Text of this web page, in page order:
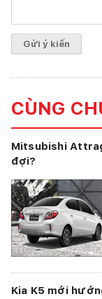
CÙNG
Mitsubishi
đợi?
Kia K5 mới